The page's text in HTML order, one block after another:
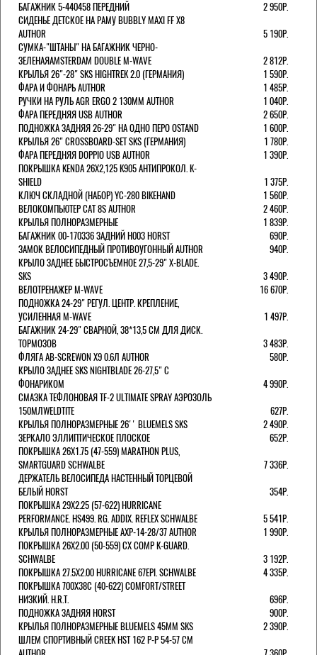
БАГАЖНИК 5-440458 ПЕРЕДНИЙ
2 950Р.
СИДЕНЬЕ ДЕТСКОЕ НА РАМУ BUBBLY MAXI FF X8
AUTHOR
5 190Р.
СУМКА-"ШТАНЫ" НА БАГАЖНИК ЧЕРНО-
ЗЕЛЕНАЯAMSTERDAM DOUBLE M-WAVE
2 812Р.
КРЫЛЬЯ 26"-28" SKS HIGHTREK 2.0 (ГЕРМАНИЯ)
1 590Р.
ФАРА И ФОНАРЬ AUTHOR
1 485Р.
РУЧКИ НА РУЛЬ AGR ERGO 2 130ММ AUTHOR
1 040Р.
ФАРА ПЕРЕДНЯЯ USB AUTHOR
2 650Р.
ПОДНОЖКА ЗАДНЯЯ 26-29" НА ОДНО ПЕРО OSTAND
1 600Р.
КРЫЛЬЯ 26" CROSSBOARD-SET SKS (ГЕРМАНИЯ)
1 780Р.
ФАРА ПЕРЕДНЯЯ DOPPIO USB AUTHOR
1 390Р.
ПОКРЫШКА KENDA 26Х2,125 K905 АНТИПРОКОЛ. K-
SHIELD
1 375Р.
КЛЮЧ СКЛАДНОЙ (НАБОР) YC-280 BIKEHAND
1 560Р.
ВЕЛОКОМПЬЮТЕР CAT 8S AUTHOR
2 460Р.
КРЫЛЬЯ ПОЛНОРАЗМЕРНЫЕ
1 839Р.
БАГАЖНИК 00-170336 ЗАДНИЙ H003 HORST
690Р.
ЗАМОК ВЕЛОСИПЕДНЫЙ ПРОТИВОУГОННЫЙ AUTHOR
940Р.
КРЫЛО ЗАДНЕЕ БЫСТРОСЪЕМНОЕ 27,5-29" X-BLADE.
SKS
3 490Р.
ВЕЛОТРЕНАЖЕР M-WAVE
16 670Р.
ПОДНОЖКА 24-29" РЕГУЛ. ЦЕНТР. КРЕПЛЕНИЕ,
УСИЛЕННАЯ M-WAVE
1 497Р.
БАГАЖНИК 24-29" СВАРНОЙ, 38*13,5 СМ ДЛЯ ДИСК.
ТОРМОЗОВ
3 483Р.
ФЛЯГА AB-SCREWON X9 0.6Л AUTHOR
580Р.
КРЫЛО ЗАДНЕЕ SKS NIGHTBLADE 26-27,5" С
ФОНАРИКОМ
4 990Р.
СМАЗКА ТЕФЛОНОВАЯ TF-2 ULTIMATE SPRAY АЭРОЗОЛЬ
150МЛWELDTITE
627Р.
КРЫЛЬЯ ПОЛНОРАЗМЕРНЫЕ 26'' BLUEMELS SKS
2 490Р.
ЗЕРКАЛО ЭЛЛИПТИЧЕСКОЕ ПЛОСКОЕ
652Р.
ПОКРЫШКА 26X1.75 (47-559) MARATHON PLUS,
SMARTGUARD SCHWALBE
7 336Р.
ДЕРЖАТЕЛЬ ВЕЛОCИПЕДА НАСТЕННЫЙ ТОРЦЕВОЙ
БЕЛЫЙ HORST
354Р.
ПОКРЫШКА 29X2.25 (57-622) HURRICANE
PERFORMANCE. HS499. RG. ADDIX. REFLEX SCHWALBE
5 541Р.
КРЫЛЬЯ ПОЛНОРАЗМЕРНЫЕ AXP-14-28/37 AUTHOR
1 990Р.
ПОКРЫШКА 26X2.00 (50-559) CX COMP K-GUARD.
SCHWALBE
3 192Р.
ПОКРЫШКА 27.5X2.00 HURRICANE 67EPI. SCHWALBE
4 335Р.
ПОКРЫШКА 700X38С (40-622) COMFORT/STREET
НИЗКИЙ. H.R.T.
696Р.
ПОДНОЖКА ЗАДНЯЯ HORST
900Р.
КРЫЛЬЯ ПОЛНОРАЗМЕРНЫЕ BLUEMELS 45MM SKS
2 390Р.
ШЛЕМ СПОРТИВНЫЙ CREEK HST 162 Р-Р 54-57 СМ